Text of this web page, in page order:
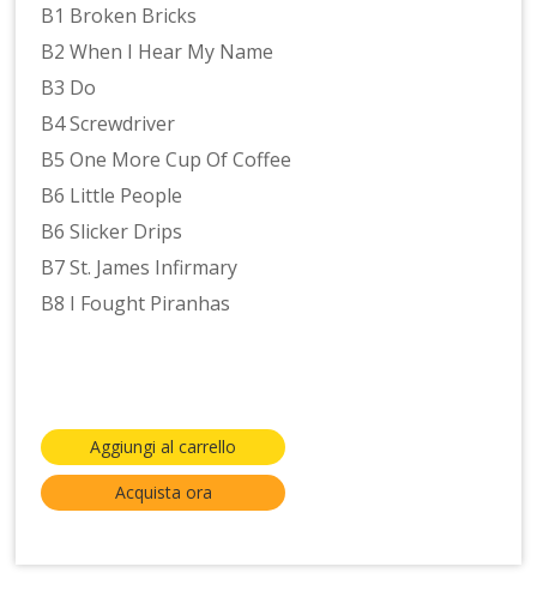
B1 Broken Bricks
B2 When I Hear My Name
B3 Do
B4 Screwdriver
B5 One More Cup Of Coffee
B6 Little People
B6 Slicker Drips
B7 St. James Infirmary
B8 I Fought Piranhas
Aggiungi al carrello
Acquista ora